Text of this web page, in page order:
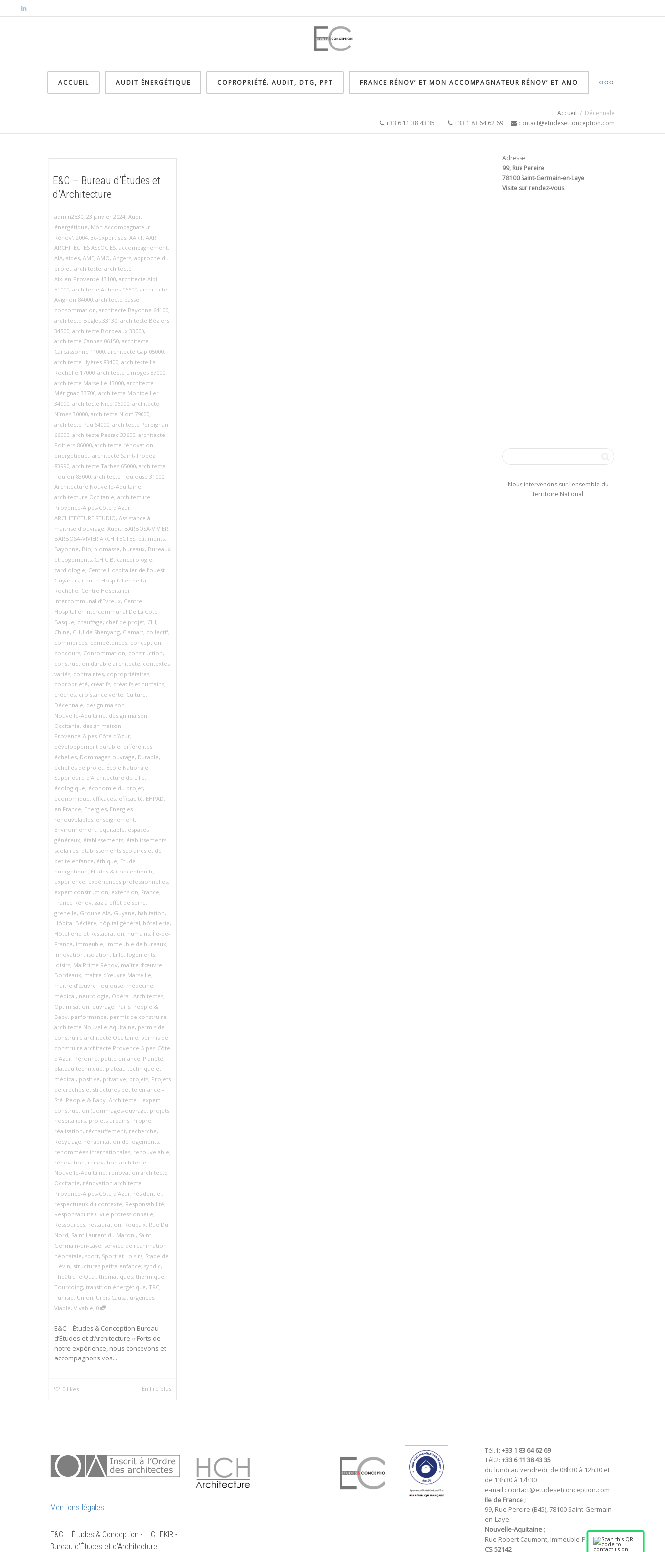
ACCUEIL AUDIT ÉNERGÉTIQUE COPROPRIÉTÉ. AUDIT, DTG, PPT FRANCE RÉNOV’ ET MON ACCOMPAGNATEUR RÉNOV’ ET AMO
Accueil
Décennale
+33 6 11 38 43 35
+33 1 83 64 62 69 contact@etudesetconception.com
E&C – Bureau d’Études et
d’Architecture
admin2830, 23 janvier 2024, Audit
énergétique, Mon Accompagnateur
Rénov', 2004, 3c-expertises, AART, AART
ARCHITECTES ASSOCIES, accompagnement,
AIA, aides, AME, AMO, Angers, approche du
projet, architecte, architecte
Aix‑en‑Provence 13100, architecte Albi
81000, architecte Antibes 06600, architecte
Avignon 84000, architecte basse
consommation, architecte Bayonne 64100,
architecte Bègles 33130, architecte Béziers
34500, architecte Bordeaux 33000,
architecte Cannes 06150, architecte
Carcassonne 11000, architecte Gap 05000,
architecte Hyères 83400, architecte La
Rochelle 17000, architecte Limoges 87000,
architecte Marseille 13000, architecte
Mérignac 33700, architecte Montpellier
34000, architecte Nice 06000, architecte
Nîmes 30000, architecte Niort 79000,
architecte Pau 64000, architecte Perpignan
66000, architecte Pessac 33600, architecte
Poitiers 86000, architecte rénovation
énergétique., architecte Saint‑Tropez
83990, architecte Tarbes 65000, architecte
Toulon 83000, architecte Toulouse 31000,
Architecture Nouvelle‑Aquitaine,
architecture Occitanie, architecture
Provence‑Alpes‑Côte d’Azur,
ARCHITECTURE STUDIO, Assistance à
maîtrise d'ouvrage, Audit, BARBOSA-VIVIER,
BARBOSA-VIVIER ARCHITECTES, bâtiments,
Bayonne, Bio, biomasse, bureaux, Bureaux
et Logements, C.H.C.B, cancérologie,
cardiologie, Centre Hospitalier de l’ouest
Guyanais, Centre Hospitalier de La
Rochelle, Centre Hospitalier
Intercommunal d’Evreux, Centre
Hospitalier Intercommunal De La Cote
Basque, chauffage, chef de projet, CHI,
Chine, CHU de Shenyang, Clamart, collectif,
commerces, compétences, conception,
concours, Consommation, construction,
construction durable architecte, contextes
variés, contraintes, copropriétaires,
copropriété, créatifs, créatifs et humains,
crèches, croissance verte, Culture,
Décennale, design maison
Nouvelle‑Aquitaine, design maison
Occitanie, design maison
Provence‑Alpes‑Côte d’Azur,
développement durable, différentes
échelles, Dommages-ouvrage, Durable,
échelles de projet, École Nationale
Supérieure d’Architecture de Lille,
écologique, économie du projet,
économique, efficaces, efficacité, EHPAD,
en France, Energies, Energies
renouvelables, enseignement,
Environnement, équitable, espaces
généreux, établissements, établissements
scolaires, établissements scolaires et de
petite enfance, éthique, Etude
énergétique, Études & Conception fr,
expérience, expériences professionnelles,
expert construction, extension, France,
France Rénov, gaz à effet de serre,
grenelle, Groupe AIA, Guyane, habitation,
Hôpital Béclère, hôpital général, hôtellerie,
Hôtellerie et Restauration, humains, Île-de-
France, immeuble, immeuble de bureaux,
innovation, isolation, Lille, logements,
loisirs, Ma Prime Rénov, maître d’œuvre
Bordeaux, maître d’œuvre Marseille,
maître d’œuvre Toulouse, médecine,
médical, neurologie, Opéra– Architectes,
Optimisation, ouvrage, Paris, People &
Baby, performance, permis de construire
architecte Nouvelle‑Aquitaine, permis de
construire architecte Occitanie, permis de
construire architecte Provence‑Alpes‑Côte
d’Azur, Péronne, petite enfance, Planète,
plateau technique, plateau technique et
médical, positive, privative, projets, Projets
de crèches et structures petite enfance –
Sté. People & Baby. Architecte – expert
construction (Dommages-ouvrage, projets
hospitaliers, projets urbains, Propre,
réalisation, réchauffement, recherche,
Recyclage, réhabilitation de logements,
renommées internationales, renouvelable,
rénovation, rénovation architecte
Nouvelle‑Aquitaine, rénovation architecte
Occitanie, rénovation architecte
Provence‑Alpes‑Côte d’Azur, résidentiel,
respectueux du contexte, Responsabilité,
Responsabilité Civile professionnelle,
Ressources, restauration, Roubaix, Rue Du
Nord, Saint Laurent du Maroni, Saint-
Germain-en-Laye, service de réanimation
néonatale, sport, Sport et Loisirs, Stade de
Liévin, structures petite enfance, syndic,
Théâtre le Quai, thématiques, thermique,
Tourcoing, transition énergétique, TRC,
Tunisie, Union, Urbis Causa, urgences,
Viable, Vivable, 0
E&C – Études & Conception Bureau
d’Études et d’Architecture « Forts de
notre expérience, nous concevons et
accompagnons vos...
0 likes En lire plus
Adresse:
99, Rue Pereire
78100 Saint-Germain-en-Laye
Visite sur rendez-vous
Nous intervenons sur l'ensemble du
territoire National
Mentions légales
E&C – Études & Conception - H CHEKIR -
Bureau d’Études et d’Architecture
Tél.1: +33 1 83 64 62 69
Tél.2: +33 6 11 38 43 35
du lundi au vendredi, de 08h30 à 12h30 et
de 13h30 à 17h30
e-mail : contact@etudesetconception.com
Ile de France ;
99, Rue Pereire (B45), 78100 Saint-Germain-
en-Laye.
Nouvelle-Aquitaine;
Rue Robert Caumont, Immeuble-P
CS 52142